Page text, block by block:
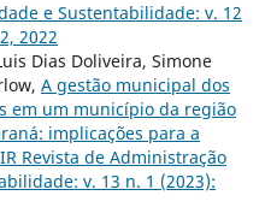
e Sustentabilidade: v. 12
2022
Dias Doliveira, Simone
A gestão municipal dos
em um município da região
implicações para a
Revista de Administração
v. 13 n. 1 (2023):